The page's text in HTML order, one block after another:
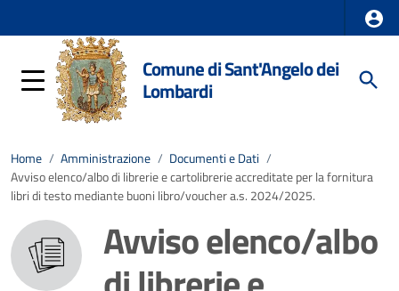
Comune di Sant'Angelo dei
Lombardi
Home / Amministrazione / Documenti e Dati /
Avviso elenco/albo di librerie e cartolibrerie accreditate per la fornitura
libri di testo mediante buoni libro/voucher a.s. 2024/2025.
Avviso elenco/albo